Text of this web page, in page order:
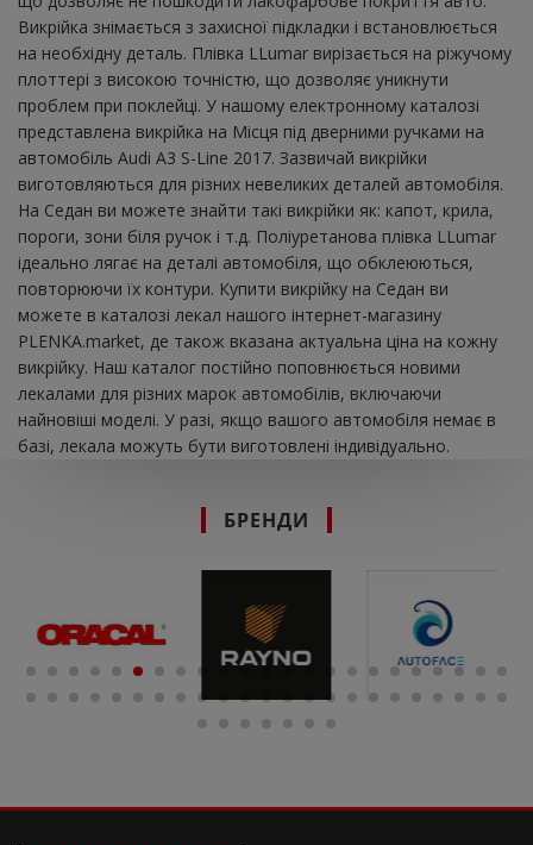
Викрійка знімається з захисної підкладки і встановлюється
на необхідну деталь. Плівка LLumar вирізається на ріжучому
плоттері з високою точністю, що дозволяє уникнути
проблем при поклейці. У нашому електронному каталозі
представлена ​​викрійка на Місця під дверними ручками на
автомобіль Audi A3 S-Line 2017. Зазвичай викрійки
виготовляються для різних невеликих деталей автомобіля.
На Седан ви можете знайти такі викрійки як: капот, крила,
пороги, зони біля ручок і т.д. Поліуретанова плівка LLumar
ідеально лягає на деталі автомобіля, що обклеюються,
повторюючи їх контури. Купити викрійку на Седан ви
можете в каталозі лекал нашого інтернет-магазину
PLENKA.market, де також вказана актуальна ціна на кожну
викрійку. Наш каталог постійно поповнюється новими
лекалами для різних марок автомобілів, включаючи
найновіші моделі. У разі, якщо вашого автомобіля немає в
базі, лекала можуть бути виготовлені індивідуально.
БРЕНДИ